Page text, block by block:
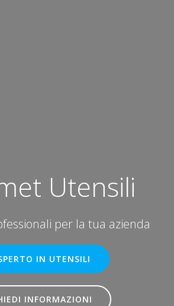
Utensili
per la tua azienda
IN UTENSILI
INFORMAZIONI